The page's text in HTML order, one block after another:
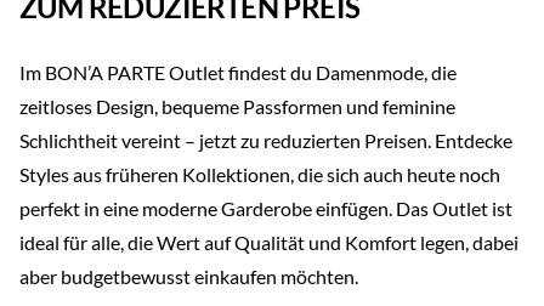
Im BON’A PARTE Outlet findest du Damenmode, die
zeitloses Design, bequeme Passformen und feminine
Schlichtheit vereint – jetzt zu reduzierten Preisen. Entdecke
Styles aus früheren Kollektionen, die sich auch heute noch
perfekt in eine moderne Garderobe einfügen. Das Outlet ist
ideal für alle, die Wert auf Qualität und Komfort legen, dabei
aber budgetbewusst einkaufen möchten.